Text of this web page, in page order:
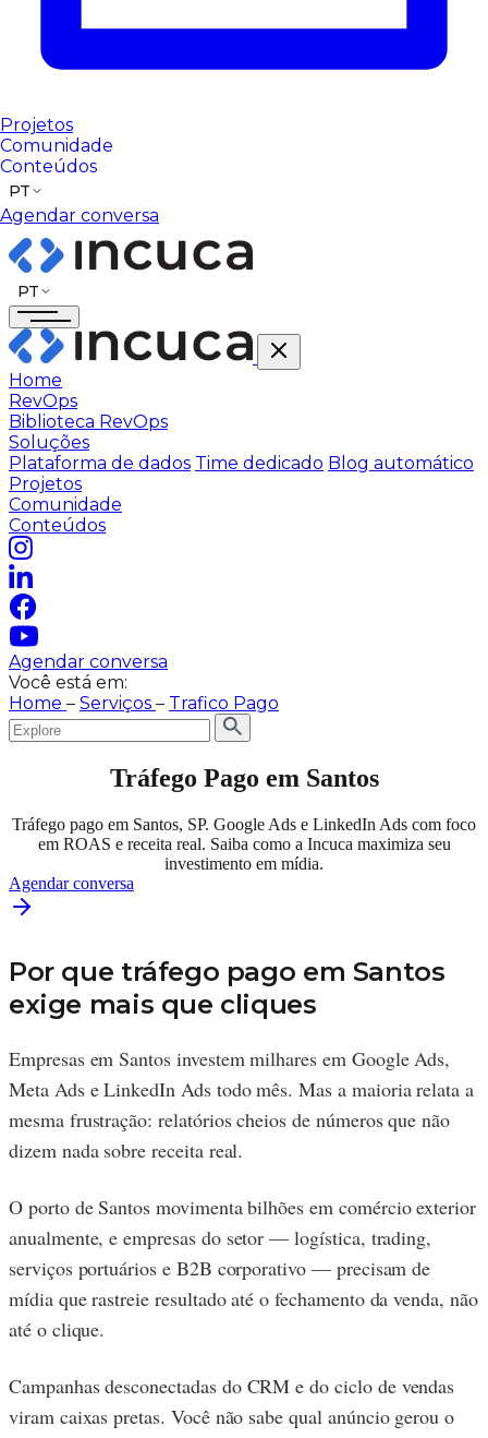
Projetos
Comunidade
Conteúdos
PT
Agendar conversa
PT
Home
RevOps
Biblioteca RevOps
Soluções
Plataforma de dados Time dedicado Blog automático
Projetos
Comunidade
Conteúdos
Agendar conversa
Você está em:
Home – Serviços – Trafico Pago
Tráfego Pago em Santos
Tráfego pago em Santos, SP. Google Ads e LinkedIn Ads com foco
em ROAS e receita real. Saiba como a Incuca maximiza seu
investimento em mídia.
Agendar conversa
Por que tráfego pago em Santos
exige mais que cliques
Empresas em Santos investem milhares em Google Ads,
Meta Ads e LinkedIn Ads todo mês. Mas a maioria relata a
mesma frustração: relatórios cheios de números que não
dizem nada sobre receita real.
O porto de Santos movimenta bilhões em comércio exterior
anualmente, e empresas do setor — logística, trading,
serviços portuários e B2B corporativo — precisam de
mídia que rastreie resultado até o fechamento da venda, não
até o clique.
Campanhas desconectadas do CRM e do ciclo de vendas
viram caixas pretas. Você não sabe qual anúncio gerou o